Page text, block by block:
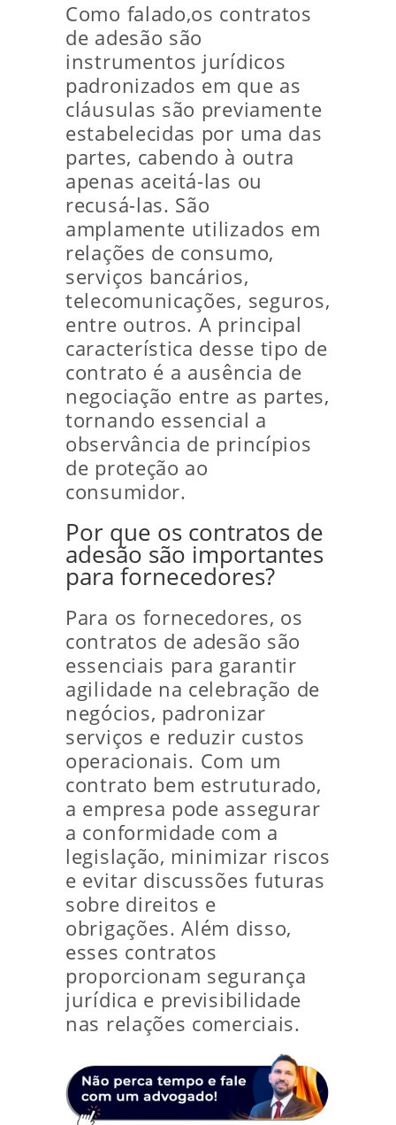
Como falado,os contratos
de adesão são
instrumentos jurídicos
padronizados em que as
cláusulas são previamente
estabelecidas por uma das
partes, cabendo à outra
apenas aceitá-las ou
recusá-las. São
amplamente utilizados em
relações de consumo,
serviços bancários,
telecomunicações, seguros,
entre outros. A principal
característica desse tipo de
contrato é a ausência de
negociação entre as partes,
tornando essencial a
observância de princípios
de proteção ao
consumidor.
Por que os contratos de
adesão são importantes
para fornecedores?
Para os fornecedores, os
contratos de adesão são
essenciais para garantir
agilidade na celebração de
negócios, padronizar
serviços e reduzir custos
operacionais. Com um
contrato bem estruturado,
a empresa pode assegurar
a conformidade com a
legislação, minimizar riscos
e evitar discussões futuras
sobre direitos e
obrigações. Além disso,
esses contratos
proporcionam segurança
jurídica e previsibilidade
nas relações comerciais.